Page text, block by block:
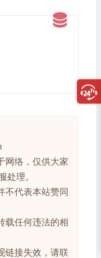
网络，仅供大家
处理。
不代表本站赞同
载任何违法的相
链接失效，请联